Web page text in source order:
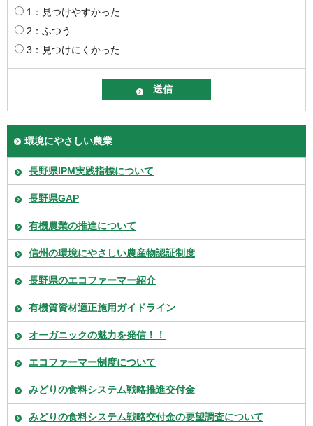
1：見つけやすかった
2：ふつう
3：見つけにくかった
環境にやさしい農業
長野県IPM実践指標について
長野県GAP
有機農業の推進について
信州の環境にやさしい農産物認証制度
長野県のエコファーマー紹介
有機質資材適正施用ガイドライン
オーガニックの魅力を発信！！
エコファーマー制度について
みどりの食料システム戦略推進交付金
みどりの食料システム戦略交付金の要望調査について